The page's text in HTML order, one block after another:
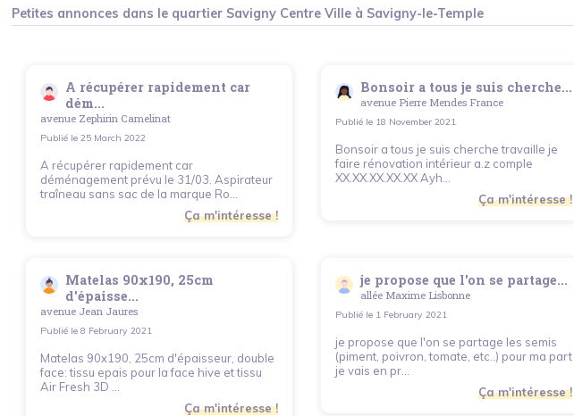
Petites annonces dans le quartier Savigny Centre Ville à Savigny-le-Temple
A récupérer rapidement car
dém...
avenue Zephirin Camelinat
Publié le 25 March 2022
A récupérer rapidement car
déménagement prévu le 31/03. Aspirateur
traîneau sans sac de la marque Ro...
Ça m'intéresse !
Bonsoir a tous je suis cherche...
avenue Pierre Mendes France
Publié le 18 November 2021
Bonsoir a tous je suis cherche travaille je
faire rénovation intérieur a.z comple
XX.XX.XX.XX.XX Ayh...
Ça m'intéresse !
Matelas 90x190, 25cm
d'épaisse...
avenue Jean Jaures
Publié le 8 February 2021
Matelas 90x190, 25cm d'épaisseur, double
face: tissu epais pour la face hive et tissu
Air Fresh 3D ...
Ça m'intéresse !
je propose que l'on se partage...
allée Maxime Lisbonne
Publié le 1 February 2021
je propose que l'on se partage les semis
(piment, poivron, tomate, etc..) pour ma part
je vais en pr...
Ça m'intéresse !